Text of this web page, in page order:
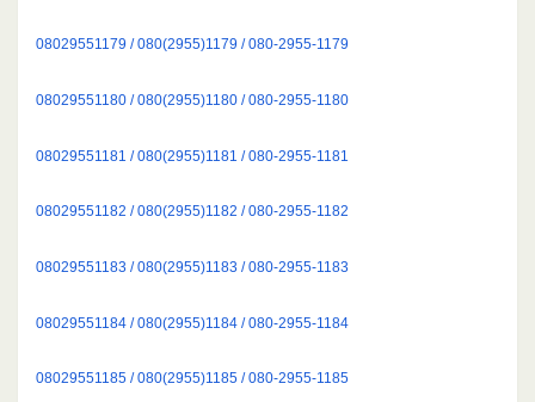
08029551179 / 080(2955)1179 / 080-2955-1179
08029551180 / 080(2955)1180 / 080-2955-1180
08029551181 / 080(2955)1181 / 080-2955-1181
08029551182 / 080(2955)1182 / 080-2955-1182
08029551183 / 080(2955)1183 / 080-2955-1183
08029551184 / 080(2955)1184 / 080-2955-1184
08029551185 / 080(2955)1185 / 080-2955-1185